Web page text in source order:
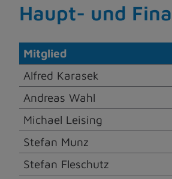
Haupt- und
Mitglied
Alfred Karasek
Andreas Wahl
Michael Leising
Stefan Munz
Stefan Fleschutz